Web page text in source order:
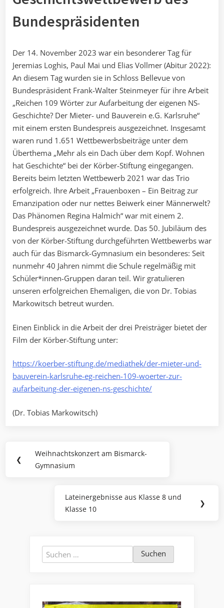
Bundespräsidenten
Der 14. November 2023 war ein besonderer Tag für
Jeremias Loghis, Paul Mai und Elias Vollmer (Abitur 2022):
An diesem Tag wurden sie in Schloss Bellevue von
Bundespräsident Frank-Walter Steinmeyer für ihre Arbeit
„Reichen 109 Wörter zur Aufarbeitung der eigenen NS-
Geschichte? Der Mieter- und Bauverein e.G. Karlsruhe“
mit einem ersten Bundespreis ausgezeichnet. Insgesamt
waren rund 1.651 Wettbewerbsbeiträge unter dem
Überthema „Mehr als ein Dach über dem Kopf. Wohnen
hat Geschichte“ bei der Körber-Stiftung eingegangen.
Bereits beim letzten Wettbewerb 2021 war das Trio
erfolgreich. Ihre Arbeit „Frauenboxen – Ein Beitrag zur
Emanzipation oder nur nettes Beiwerk einer Männerwelt?
Das Phänomen Regina Halmich“ war mit einem 2.
Bundespreis ausgezeichnet wurde. Das 50. Jubiläum des
von der Körber-Stiftung durchgeführten Wettbewerbs war
auch für das Bismarck-Gymnasium ein besonderes: Seit
nunmehr 40 Jahren nimmt die Schule regelmäßig mit
Schüler*innen-Gruppen daran teil. Wir gratulieren
unseren erfolgreichen Ehemaligen, die von Dr. Tobias
Markowitsch betreut wurden.
Einen Einblick in die Arbeit der drei Preisträger bietet der
Film der Körber-Stiftung unter:
https://koerber-stiftung.de/mediathek/der-mieter-und-
bauverein-karlsruhe-eg-reichen-109-woerter-zur-
aufarbeitung-der-eigenen-ns-geschichte/
(Dr. Tobias Markowitsch)
Beitragsnavigation
❮
Previous
Post:
Weihnachtskonzert am Bismarck-
Gymnasium
Next
Post:
Lateinergebnisse aus Klasse 8 und
Klasse 10
❯
Suchen
nach: